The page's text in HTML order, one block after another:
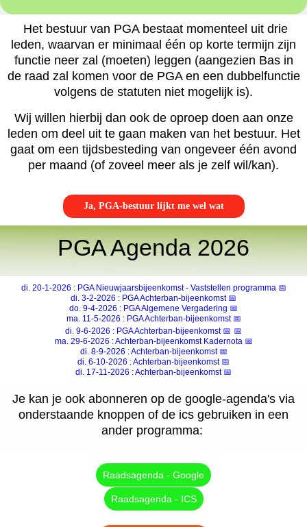
Het bestuur van PGA bestaat momenteel uit drie
leden, waarvan er minimaal één op korte termijn zijn
functie neer zal (moeten) leggen (aangezien Bas in
de raad zal komen voor de PGA en een dubbelfunctie
volgens de statuten niet mogelijk is).
Wij willen hierbij dan ook de oproep doen aan onze
leden om deel uit te gaan maken van het bestuur. Het
gaat om een tijdsbesteding van ongeveer één avond
per maand (of zoveel meer als je zelf wil/kan).
Ja, PGA-bestuur lijkt me wel wat
PGA Agenda 2026
di. 20-1-2026 : PGA Nieuwjaarsbijeenkomst - Vaststellen programma 📅
di. 3-2-2026 : PGA Achterban-bijeenkomst 📅
do. 9-4-2026 : PGA Algemene Vergadering 📅
ma. 11-5-2026 : PGA Achterban-bijeenkomst 📅
di. 9-6-2026 : PGA Achterban-bijeenkomst 📅 📅
ma. 29-6-2026 : Achterban-bijeenkomst Kadernota 📅
di. 8-9-2026 : Achterban-bijeenkomst 📅
di. 6-10-2026 : Achterban-bijeenkomst 📅
di. 17-11-2026 : Achterban-bijeenkomst📅
Je kan je ook abonneren op de google-agenda's via
onderstaande knoppen of de ics gebruiken in een
ander programma:
Raadsagenda - Google
Raadsagenda - ICS